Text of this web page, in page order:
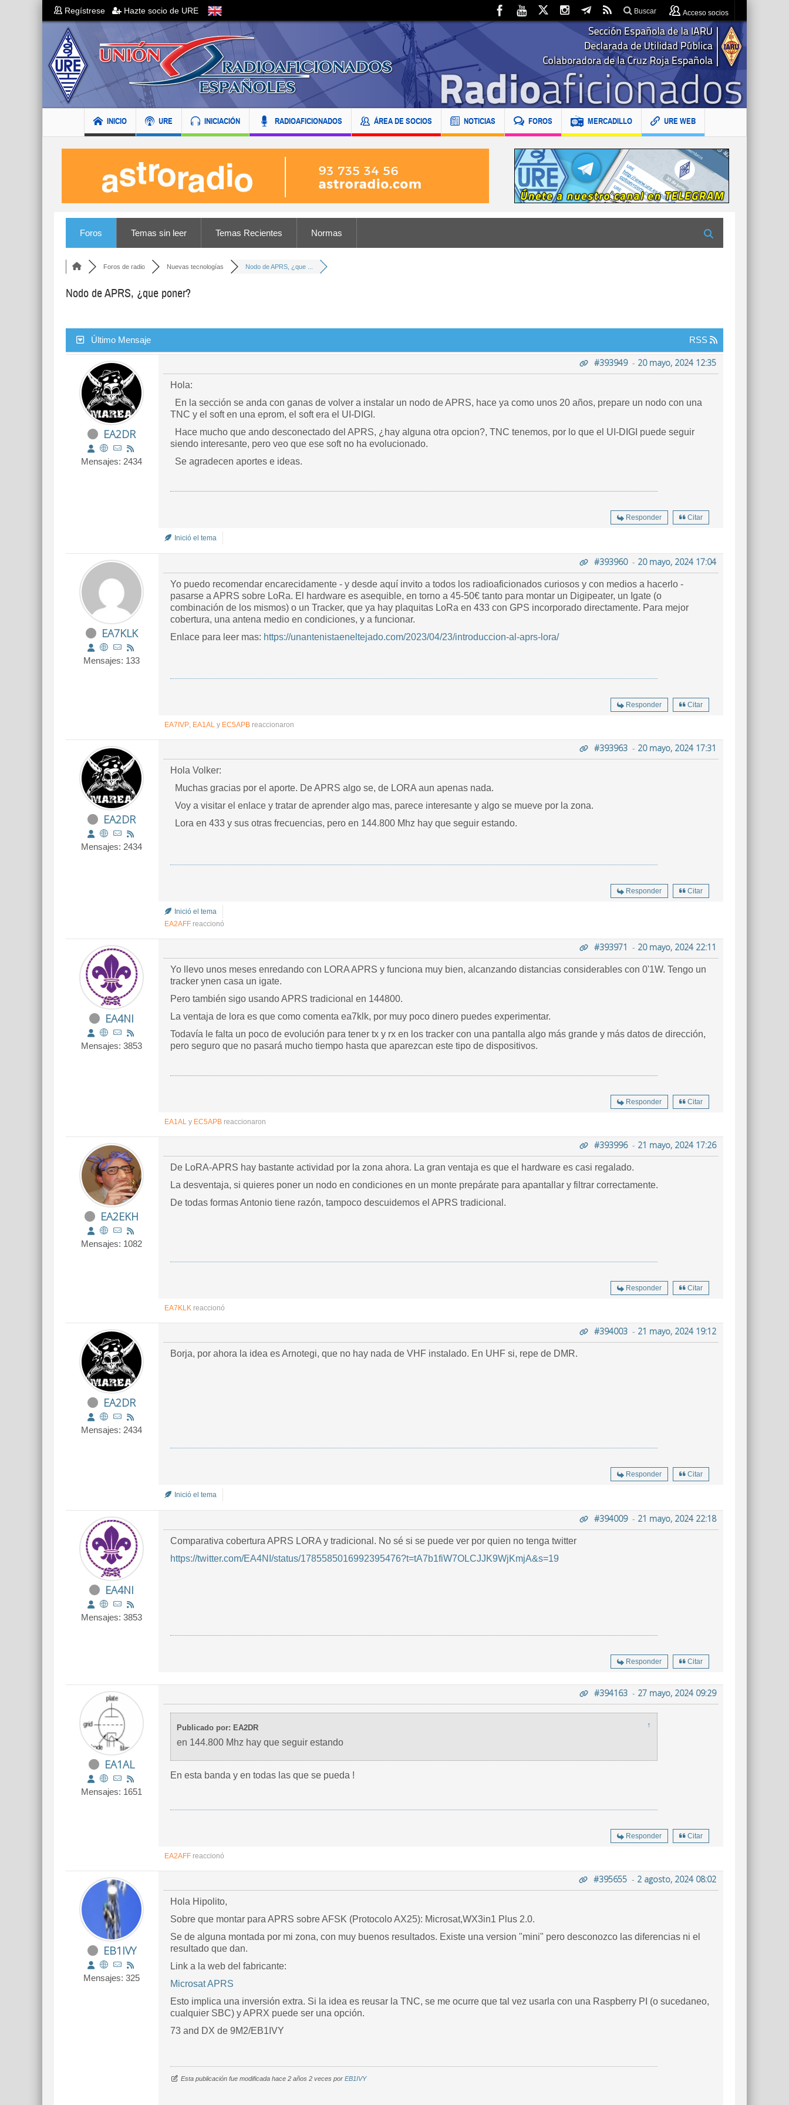
Regístrese Hazte socio de URE Buscar Acceso socios
INICIO URE INICIACIÓN RADIOAFICIONADOS ÁREA DE SOCIOS NOTICIAS FOROS MERCADILLO URE WEB
Foros Temas sin leer Temas Recientes Normas
Foros de radio Nuevas tecnologías Nodo de APRS, ¿que ...
Nodo de APRS, ¿que poner?
Último Mensaje RSS
EA2DR
Mensajes: 2434
#393949- 20 mayo, 2024 12:35
Hola:
En la sección se anda con ganas de volver a instalar un nodo de APRS, hace ya como unos 20 años, prepare un nodo con una
TNC y el soft en una eprom, el soft era el UI-DIGI.
Hace mucho que ando desconectado del APRS, ¿hay alguna otra opcion?, TNC tenemos, por lo que el UI-DIGI puede seguir
siendo interesante, pero veo que ese soft no ha evolucionado.
Se agradecen aportes e ideas.
Responder Citar
Inició el tema
EA7KLK
Mensajes: 133
#393960- 20 mayo, 2024 17:04
Yo puedo recomendar encarecidamente - y desde aquí invito a todos los radioaficionados curiosos y con medios a hacerlo -
pasarse a APRS sobre LoRa. El hardware es asequible, en torno a 45-50€ tanto para montar un Digipeater, un Igate (o
combinación de los mismos) o un Tracker, que ya hay plaquitas LoRa en 433 con GPS incorporado directamente. Para mejor
cobertura, una antena medio en condiciones, y a funcionar.
Enlace para leer mas: https://unantenistaeneltejado.com/2023/04/23/introduccion-al-aprs-lora/
Responder Citar
EA7IVP, EA1AL y EC5APB reaccionaron
EA2DR
Mensajes: 2434
#393963 - 20 mayo, 2024 17:31
Hola Volker:
Muchas gracias por el aporte. De APRS algo se, de LORA aun apenas nada.
Voy a visitar el enlace y tratar de aprender algo mas, parece interesante y algo se mueve por la zona.
Lora en 433 y sus otras frecuencias, pero en 144.800 Mhz hay que seguir estando.
Responder Citar
Inició el tema
EA2AFF reaccionó
EA4NI
Mensajes: 3853
#393971 - 20 mayo, 2024 22:11
Yo llevo unos meses enredando con LORA APRS y funciona muy bien, alcanzando distancias considerables con 0'1W. Tengo un
tracker ynen casa un igate.
Pero también sigo usando APRS tradicional en 144800.
La ventaja de lora es que como comenta ea7klk, por muy poco dinero puedes experimentar.
Todavía le falta un poco de evolución para tener tx y rx en los tracker con una pantalla algo más grande y más datos de dirección,
pero seguro que no pasará mucho tiempo hasta que aparezcan este tipo de dispositivos.
Responder Citar
EA1AL y EC5APB reaccionaron
EA2EKH
Mensajes: 1082
#393996- 21 mayo, 2024 17:26
De LoRA-APRS hay bastante actividad por la zona ahora. La gran ventaja es que el hardware es casi regalado.
La desventaja, si quieres poner un nodo en condiciones en un monte prepárate para apantallar y filtrar correctamente.
De todas formas Antonio tiene razón, tampoco descuidemos el APRS tradicional.
Responder Citar
EA7KLK reaccionó
EA2DR
Mensajes: 2434
#394003 - 21 mayo, 2024 19:12
Borja, por ahora la idea es Arnotegi, que no hay nada de VHF instalado. En UHF si, repe de DMR.
Responder Citar
Inició el tema
EA4NI
Mensajes: 3853
#394009- 21 mayo, 2024 22:18
Comparativa cobertura APRS LORA y tradicional. No sé si se puede ver por quien no tenga twitter
https://twitter.com/EA4NI/status/1785585016992395476?t=tA7b1fiW7OLCJJK9WjKmjA&s=19
Responder Citar
EA1AL
Mensajes: 1651
#394163 - 27 mayo, 2024 09:29
Publicado por: EA2DR ↑
en 144.800 Mhz hay que seguir estando
En esta banda y en todas las que se pueda !
Responder Citar
EA2AFF reaccionó
EB1IVY
Mensajes: 325
#395655 - 2 agosto, 2024 08:02
Hola Hipolito,
Sobre que montar para APRS sobre AFSK (Protocolo AX25): Microsat,WX3in1 Plus 2.0.
Se de alguna montada por mi zona, con muy buenos resultados. Existe una version "mini" pero desconozco las diferencias ni el
resultado que dan.
Link a la web del fabricante:
Microsat APRS
Esto implica una inversión extra. Si la idea es reusar la TNC, se me ocurre que tal vez usarla con una Raspberry PI (o sucedaneo,
cualquier SBC) y APRX puede ser una opción.
73 and DX de 9M2/EB1IVY
Esta publicación fue modificada hace 2 años 2 veces por EB1IVY